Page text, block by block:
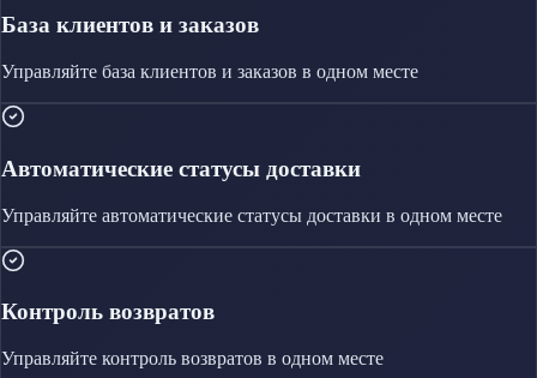
База клиентов и заказов
Управляйте база клиентов и заказов в одном месте
Автоматические статусы доставки
Управляйте автоматические статусы доставки в одном месте
Контроль возвратов
Управляйте контроль возвратов в одном месте